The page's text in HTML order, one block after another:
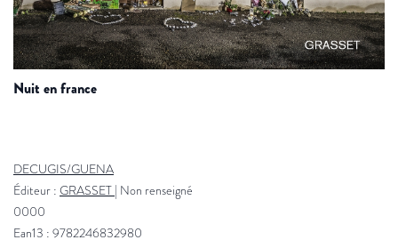
nuit en france
DECUGIS/GUENA
Éditeur : GRASSET Non renseigné
0000
Ean13 : 9782246832980